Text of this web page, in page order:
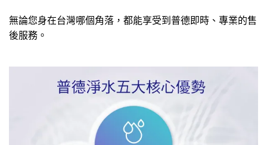
無論您身在台灣哪個角落，都能享受到普德即時、專業的售
後服務。